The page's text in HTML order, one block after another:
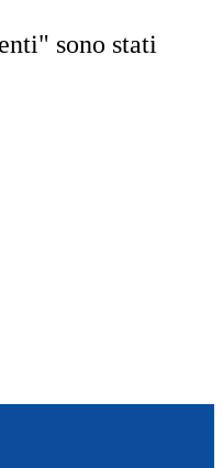
sono stati